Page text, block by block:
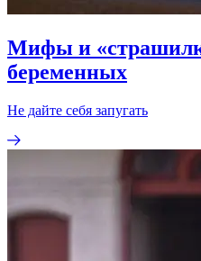
Мифы и
беременных
Не дайте себя запугать